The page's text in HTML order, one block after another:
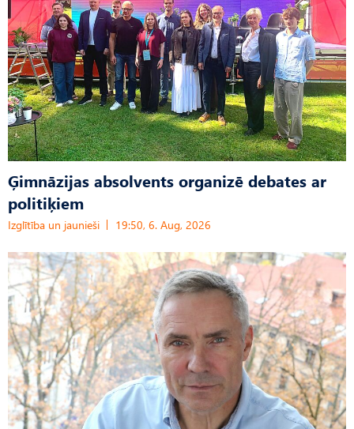
Ģimnāzijas absolvents organizē debates ar
politiķiem
Izglītība un jaunieši 19:50, 6. Aug, 2026